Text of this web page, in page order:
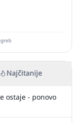
Najčitanije
ostaje - ponovo